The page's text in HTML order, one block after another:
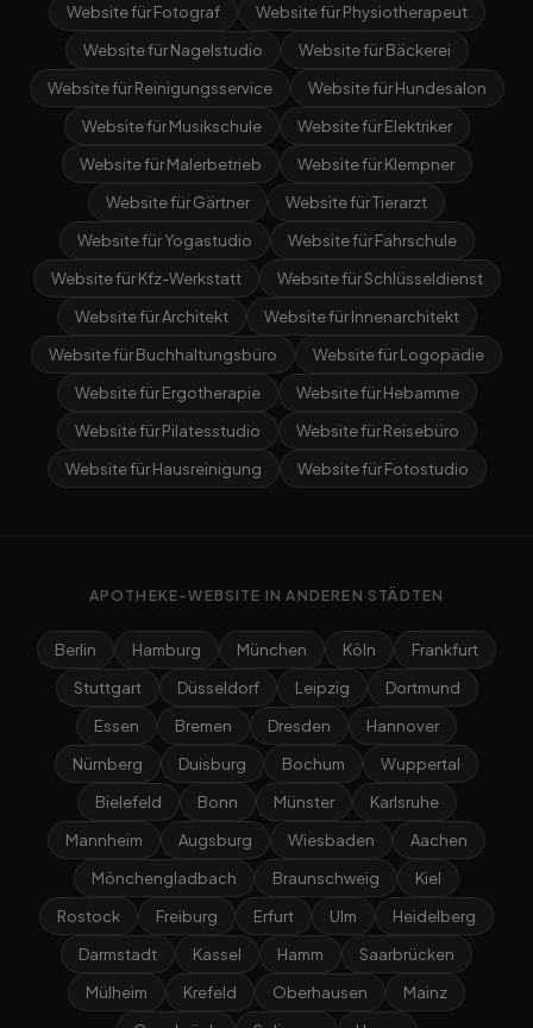
Website für Fotograf
Website für Physiotherapeut
Website für Nagelstudio
Website für Bäckerei
Website für Reinigungsservice
Website für Hundesalon
Website für Musikschule
Website für Elektriker
Website für Malerbetrieb
Website für Klempner
Website für Gärtner
Website für Tierarzt
Website für Yogastudio
Website für Fahrschule
Website für Kfz-Werkstatt
Website für Schlüsseldienst
Website für Architekt
Website für Innenarchitekt
Website für Buchhaltungsbüro
Website für Logopädie
Website für Ergotherapie
Website für Hebamme
Website für Pilatesstudio
Website für Reisebüro
Website für Hausreinigung
Website für Fotostudio
APOTHEKE-WEBSITE IN ANDEREN STÄDTEN
Berlin Hamburg München Köln
Frankfurt
Stuttgart
Düsseldorf Leipzig
Dortmund
Essen
Bremen Dresden
Hannover
Nürnberg
Duisburg Bochum
Wuppertal
Bielefeld
Bonn Münster
Karlsruhe
Mannheim
Augsburg Wiesbaden
Aachen
Mönchengladbach
Braunschweig
Kiel
Rostock
Freiburg Erfurt Ulm
Heidelberg
Darmstadt
Kassel Hamm
Saarbrücken
Mülheim
Krefeld Oberhausen
Mainz